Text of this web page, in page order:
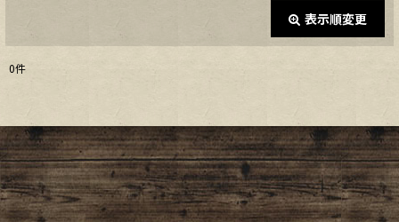
表示順変更
在庫あり
並び順:
0件